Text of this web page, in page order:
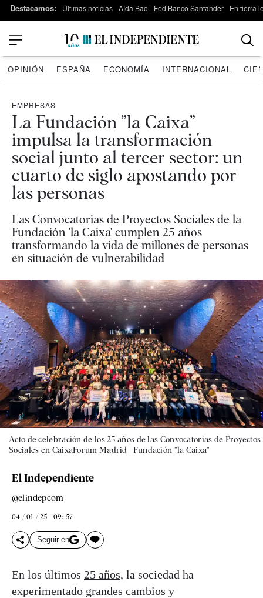
Destacamos: Últimas noticias Aída Bao Fed Banco Santander En tierra
OPINIÓN ESPAÑA ECONOMÍA INTERNACIONAL
EMPRESAS
La Fundación ”la Caixa”
impulsa la transformación
social junto al tercer sector: un
cuarto de siglo apostando por
las personas
Las Convocatorias de Proyectos Sociales de la
Fundación 'la Caixa' cumplen 25 años
transformando la vida de millones de personas
en situación de vulnerabilidad
Acto de celebración de los 25 años de las Convocatorias de Proyectos
Sociales en CaixaForum Madrid | Fundación ”la Caixa”
El Independiente
@elindepcom
04 / 01 / 25 - 09: 57
Seguir en
En los últimos 25 años, la sociedad ha
experimentado grandes cambios y